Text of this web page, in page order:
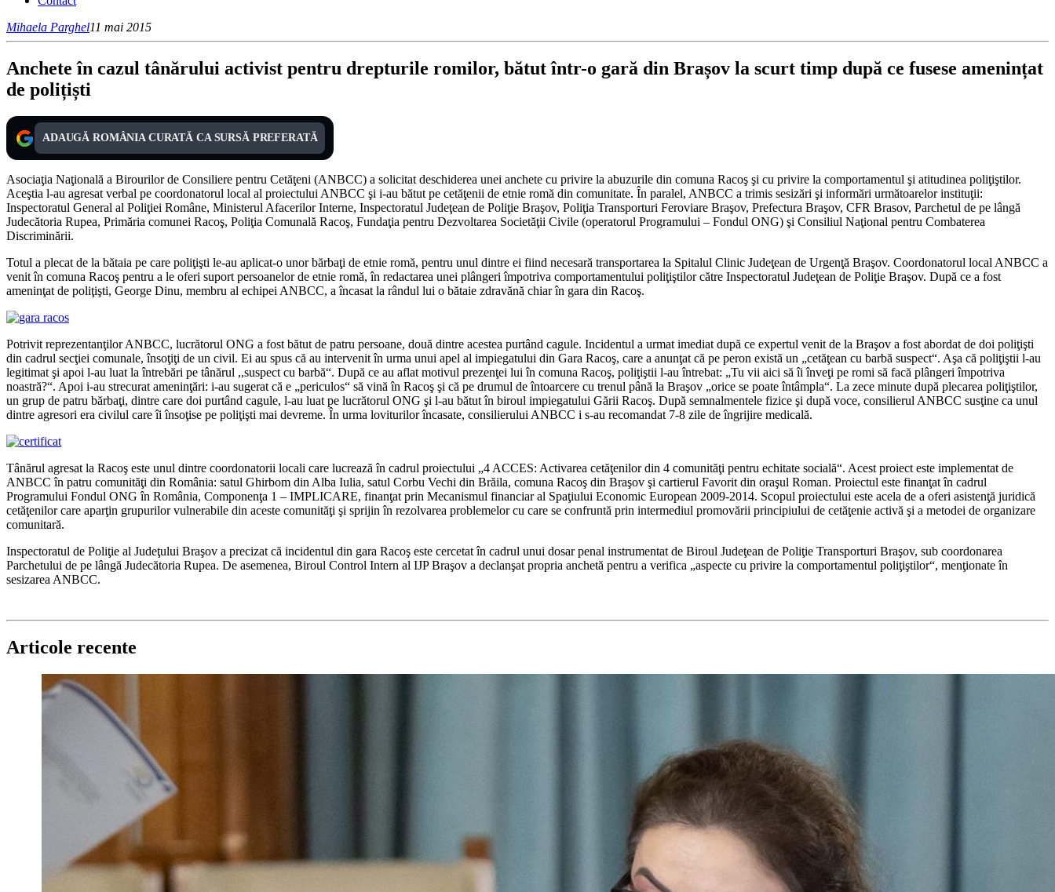
Mihaela Parghel11 mai 2015
Anchete în cazul tânărului activist pentru drepturile romilor, bătut într-o gară din Brașov la scurt timp după ce fusese amenințat
de polițiști
ADAUGĂ ROMÂNIA CURATĂ CA SURSĂ PREFERATĂ
Asociaţia Naţională a Birourilor de Consiliere pentru Cetăţeni (ANBCC) a solicitat deschiderea unei anchete cu privire la abuzurile din comuna Racoş şi cu privire la comportamentul şi atitudinea poliţiştilor.
Aceştia l-au agresat verbal pe coordonatorul local al proiectului ANBCC şi i-au bătut pe cetăţenii de etnie romă din comunitate. În paralel, ANBCC a trimis sesizări şi informări următoarelor instituţii:
Inspectoratul General al Poliţiei Române, Ministerul Afacerilor Interne, Inspectoratul Judeţean de Poliţie Braşov, Poliţia Transporturi Feroviare Braşov, Prefectura Braşov, CFR Brasov, Parchetul de pe lângă
Judecătoria Rupea, Primăria comunei Racoş, Poliţia Comunală Racoş, Fundaţia pentru Dezvoltarea Societăţii Civile (operatorul Programului – Fondul ONG) şi Consiliul Naţional pentru Combaterea
Discriminării.
Totul a plecat de la bătaia pe care poliţişti le-au aplicat-o unor bărbaţi de etnie romă, pentru unul dintre ei fiind necesară transportarea la Spitalul Clinic Judeţean de Urgenţă Braşov. Coordonatorul local ANBCC a
venit în comuna Racoş pentru a le oferi suport persoanelor de etnie romă, în redactarea unei plângeri împotriva comportamentului poliţiştilor către Inspectoratul Judeţean de Poliţie Braşov. După ce a fost
ameninţat de poliţişti, George Dinu, membru al echipei ANBCC, a încasat la rândul lui o bătaie zdravănă chiar în gara din Racoş.
Potrivit reprezentanţilor ANBCC, lucrătorul ONG a fost bătut de patru persoane, două dintre acestea purtând cagule. Incidentul a urmat imediat după ce expertul venit de la Braşov a fost abordat de doi poliţişti
din cadrul secţiei comunale, însoţiţi de un civil. Ei au spus că au intervenit în urma unui apel al impiegatului din Gara Racoş, care a anunţat că pe peron există un „cetăţean cu barbă suspect“. Aşa că poliţiştii l-au
legitimat şi apoi l-au luat la întrebări pe tânărul ,,suspect cu barbă“. După ce au aflat motivul prezenţei lui în comuna Racoş, poliţiştii l-au întrebat: „Tu vii aici să îi înveţi pe romi să facă plângeri împotriva
noastră?“. Apoi i-au strecurat ameninţări: i-au sugerat că e „periculos“ să vină în Racoş şi că pe drumul de întoarcere cu trenul până la Braşov „orice se poate întâmpla“. La zece minute după plecarea poliţiştilor,
un grup de patru bărbaţi, dintre care doi purtând cagule, l-au luat pe lucrătorul ONG şi l-au bătut în biroul impiegatului Gării Racoş. După semnalmentele fizice şi după voce, consilierul ANBCC susţine ca unul
dintre agresori era civilul care îi însoţise pe poliţişti mai devreme. În urma loviturilor încasate, consilierului ANBCC i s-au recomandat 7-8 zile de îngrijire medicală.
Tânărul agresat la Racoş este unul dintre coordonatorii locali care lucrează în cadrul proiectului „4 ACCES: Activarea cetăţenilor din 4 comunităţi pentru echitate socială“. Acest proiect este implementat de
ANBCC în patru comunităţi din România: satul Ghirbom din Alba Iulia, satul Corbu Vechi din Brăila, comuna Racoş din Braşov şi cartierul Favorit din oraşul Roman. Proiectul este finanţat în cadrul
Programului Fondul ONG în România, Componenţa 1 – IMPLICARE, finanţat prin Mecanismul financiar al Spaţiului Economic European 2009-2014. Scopul proiectului este acela de a oferi asistenţă juridică
cetăţenilor care aparţin grupurilor vulnerabile din aceste comunităţi şi sprijin în rezolvarea problemelor cu care se confruntă prin intermediul promovării principiului de cetăţenie activă şi a metodei de organizare
comunitară.
Inspectoratul de Poliţie al Judeţului Braşov a precizat că incidentul din gara Racoş este cercetat în cadrul unui dosar penal instrumentat de Biroul Judeţean de Poliţie Transporturi Braşov, sub coordonarea
Parchetului de pe lângă Judecătoria Rupea. De asemenea, Biroul Control Intern al IJP Braşov a declanşat propria anchetă pentru a verifica „aspecte cu privire la comportamentul poliţiştilor“, menţionate în
sesizarea ANBCC.
Articole recente